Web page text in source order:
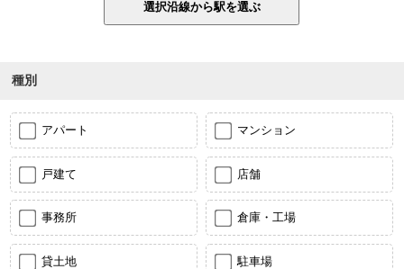
種別
アパート マンション
戸建て 店舗
事務所 倉庫・工場
貸土地 駐車場